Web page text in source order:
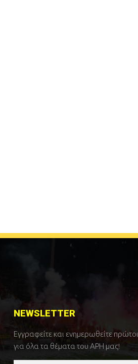
NEWSLETTER
Εγγραφείτε και ενημερωθείτε πρώτοι
για όλα τα θέματα του ΑΡΗ μας!